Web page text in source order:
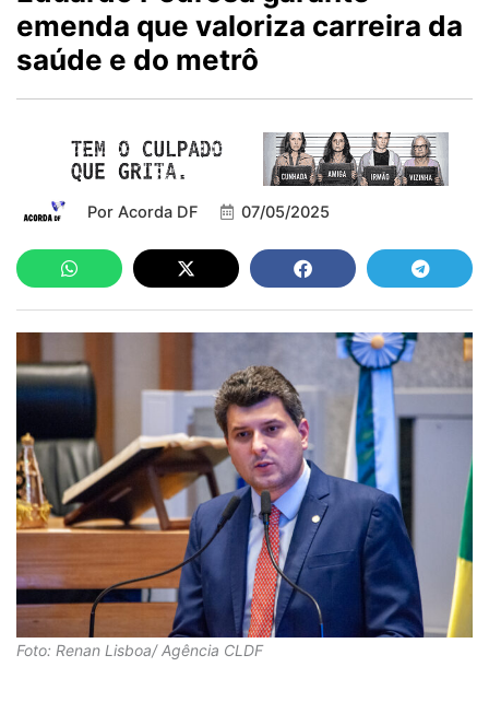
emenda que valoriza carreira da
saúde e do metrô
Por Acorda DF 07/05/2025
Foto: Renan Lisboa/ Agência CLDF